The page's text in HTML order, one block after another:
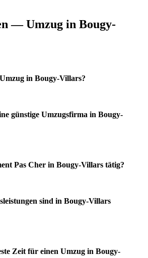
— Umzug in Bougy-
in Bougy-Villars?
günstige Umzugsfirma in Bougy-
Pas Cher in Bougy-Villars tätig?
sind in Bougy-Villars
Zeit für einen Umzug in Bougy-